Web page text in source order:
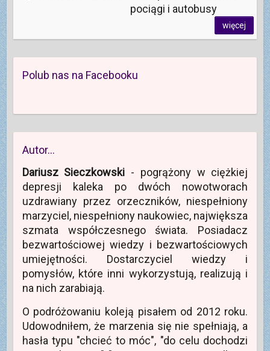
pociągi i autobusy
więcej
Polub nas na Facebooku
Autor…
Dariusz Sieczkowski - pogrążony w ciężkiej
depresji kaleka po dwóch nowotworach
uzdrawiany przez orzeczników, niespełniony
marzyciel, niespełniony naukowiec, największa
szmata współczesnego świata. Posiadacz
bezwartościowej wiedzy i bezwartościowych
umiejętności. Dostarczyciel wiedzy i
pomysłów, które inni wykorzystują, realizują i
na nich zarabiają.
O podróżowaniu koleją pisałem od 2012 roku.
Udowodniłem, że marzenia się nie spełniają, a
hasła typu "chcieć to móc", "do celu dochodzi